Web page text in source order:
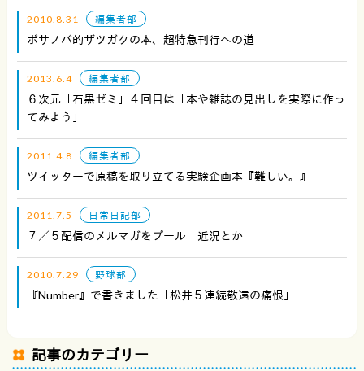
2010.8.31 編集者部
ボサノバ的ザツガクの本、超特急刊行への道
2013.6.4 編集者部
６次元「石黒ゼミ」４回目は「本や雑誌の見出しを実際に作っ
てみよう」
2011.4.8 編集者部
ツイッターで原稿を取り立てる実験企画本『難しい。』
2011.7.5 日常日記部
７／５配信のメルマガをプール 近況とか
2010.7.29 野球部
『Number』で書きました「松井５連続敬遠の痛恨」
記事のカテゴリー